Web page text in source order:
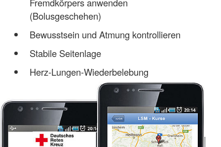
(Bolusgeschehen)
Bewusstsein und Atmung kontrollieren
Stabile Seitenlage
Herz-Lungen-Wiederbelebung